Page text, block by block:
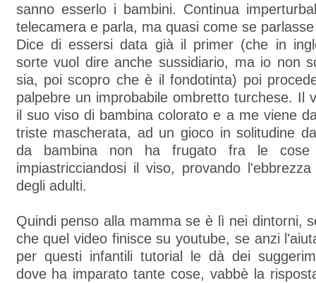
sanno esserlo i bambini. Continua
telecamera e parla, ma quasi come se
Dice di essersi data già il primer (che in
sorte vuol dire anche sussidiario, ma io non
sia, poi scopro che è il fondotinta) poi
palpebre un improbabile ombretto turchese. Il
il suo viso di bambina colorato e a me viene
triste mascherata, ad un gioco in solitudine
da bambina non ha frugato fra le cose
impiastricciandosi il viso, provando
degli adulti.
Quindi penso alla mamma se è lì nei dintorni,
che quel video finisce su youtube, se anzi
per questi infantili tutorial le dà dei
dove ha imparato tante cose, vabbè la